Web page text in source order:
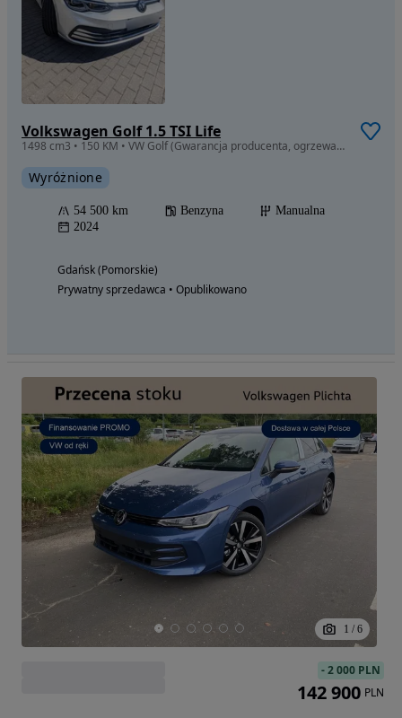
Volkswagen Golf 1.5 TSI Life
1498 cm3 • 150 KM • VW Golf (Gwarancja producenta, ogrzewanie postojowe, audio HK, masaż)
Wyróżnione
54 500 km Benzyna
Manualna
2024
Gdańsk (Pomorskie)
Prywatny sprzedawca • Opublikowano
1 / 6
-2 000 PLN
142 900 PLN